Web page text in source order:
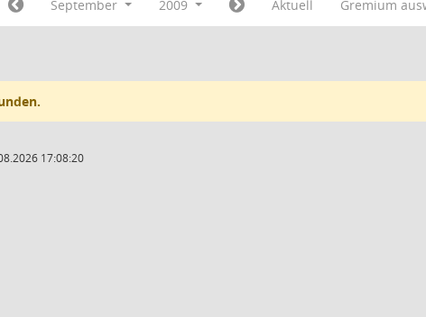
September 2009 Aktuell Gremium
17:08:20